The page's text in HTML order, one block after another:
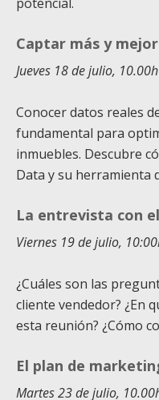
Captar más y
Jueves 18 de julio, 10.00h
Conocer datos reales
fundamental para
inmuebles. Descubre
Data y su herramienta
La entrevista con
Viernes 19 de julio,
¿Cuáles son las
cliente vendedor? ¿En
esta reunión? ¿Cómo
El plan de
Martes 23 de julio,